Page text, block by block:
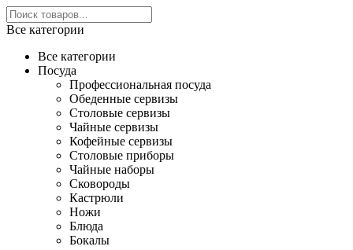
Все категории
Все категории
Посуда
Профессиональная посуда
Обеденные сервизы
Столовые сервизы
Чайные сервизы
Кофейные сервизы
Столовые приборы
Чайные наборы
Сковороды
Кастрюли
Ножи
Блюда
Бокалы